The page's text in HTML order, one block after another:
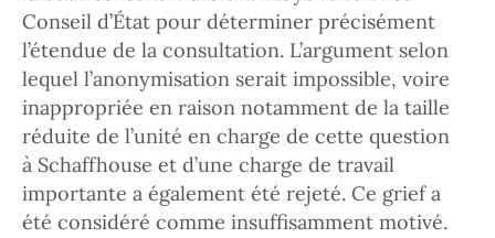
Conseil d’État pour déterminer précisément
l’étendue de la consultation. L’argument selon
lequel l’anonymisation serait impossible, voire
inappropriée en raison notamment de la taille
réduite de l’unité en charge de cette question
à Schaffhouse et d’une charge de travail
importante a également été rejeté. Ce grief a
été considéré comme insuffisamment motivé.